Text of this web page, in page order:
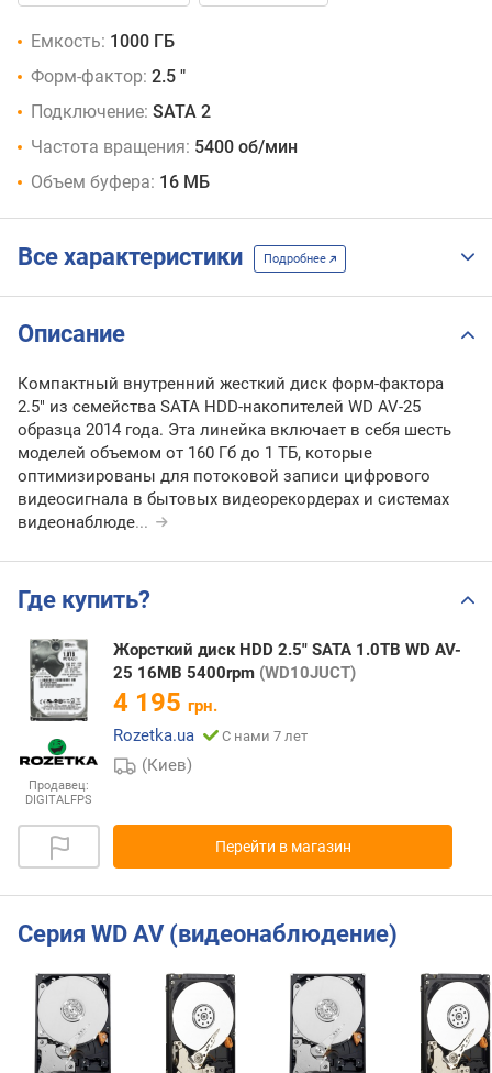
Емкость: 1000 ГБ
Форм-фактор: 2.5 "
Подключение: SATA 2
Частота вращения: 5400 об/мин
Объем буфера: 16 МБ
Все характеристики Подробнее
Описание
Компактный внутренний жесткий диск форм-фактора
2.5" из семейства SATA HDD-накопителей WD AV-25
образца 2014 года. Эта линейка включает в себя шесть
моделей объемом от 160 Гб до 1 ТБ, которые
оптимизированы для потоковой записи цифрового
видеосигнала в бытовых видеорекордерах и системах
видеонаблюде...
Где купить?
Продавец:
DIGITALFPS
Жорсткий диск HDD 2.5" SATA 1.0TB WD AV-
25 16MB 5400rpm (WD10JUCT)
4 195 грн.
Rozetka.ua
С нами 7 лет
(Киев)
Перейти в магазин
Серия WD AV (видеонаблюдение)